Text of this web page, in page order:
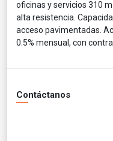
oficinas y servicios 310
alta resistencia.
acceso pavimentadas.
0.5% mensual, con
Contáctanos